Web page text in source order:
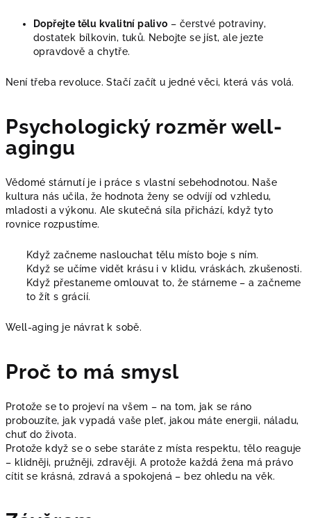
Dopřejte tělu kvalitní palivo – čerstvé potraviny,
dostatek bílkovin, tuků. Nebojte se jíst, ale jezte
opravdově a chytře.
Není třeba revoluce. Stačí začít u jedné věci, která vás volá.
Psychologický rozměr well-
agingu
Vědomé stárnutí je i práce s vlastní sebehodnotou. Naše
kultura nás učila, že hodnota ženy se odvíjí od vzhledu,
mladosti a výkonu. Ale skutečná síla přichází, když tyto
rovnice rozpustíme.
Když začneme naslouchat tělu místo boje s ním.
Když se učíme vidět krásu i v klidu, vráskách, zkušenosti.
Když přestaneme omlouvat to, že stárneme – a začneme
to žít s grácií.
Well-aging je návrat k sobě.
Proč to má smysl
Protože se to projeví na všem – na tom, jak se ráno
probouzíte, jak vypadá vaše pleť, jakou máte energii, náladu,
chuť do života.
Protože když se o sebe staráte z místa respektu, tělo reaguje
– klidněji, pružněji, zdravěji. A protože každá žena má právo
cítit se krásná, zdravá a spokojená – bez ohledu na věk.